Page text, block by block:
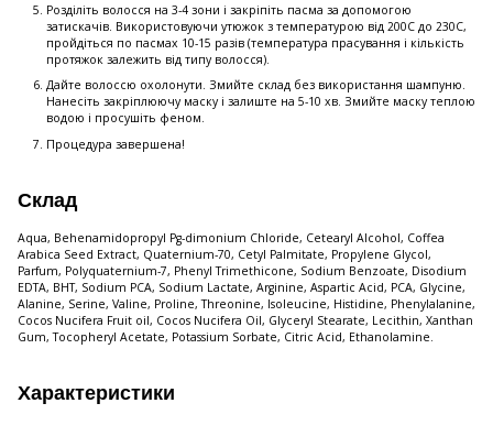
Розділіть волосся на 3-4 зони і закріпіть пасма за допомогою
затискачів. Використовуючи утюжок з температурою від 200С до 230С,
пройдіться по пасмах 10-15 разів (температура прасування і кількість
протяжок залежить від типу волосся).
Дайте волоссю охолонути. Змийте склад без використання шампуню.
Нанесіть закріплюючу маску і залиште на 5-10 хв. Змийте маску теплою
водою і просушіть феном.
Процедура завершена!
Склад
Aqua, Behenamidopropyl Pg-dimonium Chloride, Cetearyl Alcohol, Coffea
Arabica Seed Extract, Quaternium-70, Cetyl Palmitate, Propylene Glycol,
Parfum, Polyquaternium-7, Phenyl Trimethicone, Sodium Benzoate, Disodium
EDTA, BHT, Sodium PCA, Sodium Lactate, Arginine, Aspartic Acid, PCA, Glycine,
Alanine, Serine, Valine, Proline, Threonine, Isoleucine, Histidine, Phenylalanine,
Cocos Nucifera Fruit oil, Cocos Nucifera Oil, Glyceryl Stearate, Lecithin, Xanthan
Gum, Tocopheryl Acetate, Potassium Sorbate, Citric Acid, Ethanolamine.
Характеристики